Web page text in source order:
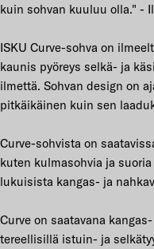
kuin sohvan kuuluu olla." -
ISKU Curve-sohva on
kaunis pyöreys selkä- ja
ilmettä. Sohvan design on
pitkäikäinen kuin sen
Curve-sohvista on
kuten kulmasohvia ja
lukuisista kangas- ja
Curve on saatavana
tereellisillä istuin- ja